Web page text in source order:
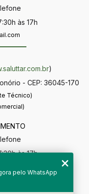
às 17h
)
- CEP: 36045-170
Técnico)
às 17h
pelo WhatsApp